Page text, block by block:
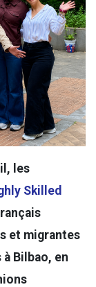
les
Skilled
et migrantes
Bilbao, en